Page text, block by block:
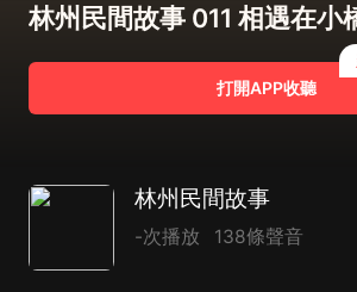
林州民間故事 011 相遇在小
打開APP收聽
林州民間故事
-次播放 138條聲音